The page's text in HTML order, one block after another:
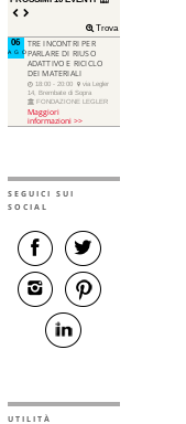
Trova
06
AGO
TRE INCONTRI PER
PARLARE DI RIUSO
ADATTIVO E RICICLO
DEI MATERIALI
18:00 - 20:00
via Legler
14, Brembate di Sopra
FONDAZIONE LEGLER
Maggiori
informazioni >>
SEGUICI SUI
SOCIAL
UTILITÀ